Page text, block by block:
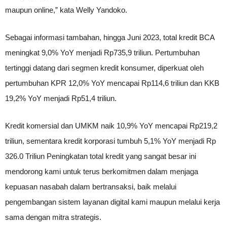
maupun online,” kata Welly Yandoko.
Sebagai informasi tambahan, hingga Juni 2023, total kredit BCA
meningkat 9,0% YoY menjadi Rp735,9 triliun. Pertumbuhan
tertinggi datang dari segmen kredit konsumer, diperkuat oleh
pertumbuhan KPR 12,0% YoY mencapai Rp114,6 triliun dan KKB
19,2% YoY menjadi Rp51,4 triliun.
Kredit komersial dan UMKM naik 10,9% YoY mencapai Rp219,2
triliun, sementara kredit korporasi tumbuh 5,1% YoY menjadi Rp
326.0 Triliun Peningkatan total kredit yang sangat besar ini
mendorong kami untuk terus berkomitmen dalam menjaga
kepuasan nasabah dalam bertransaksi, baik melalui
pengembangan sistem layanan digital kami maupun melalui kerja
sama dengan mitra strategis.